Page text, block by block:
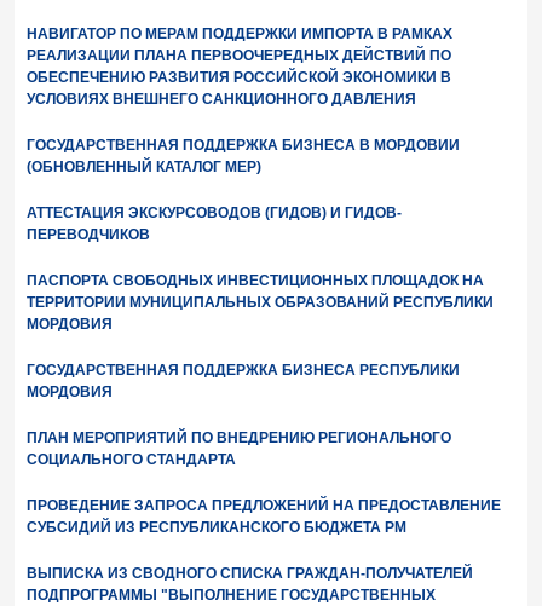
НАВИГАТОР ПО МЕРАМ ПОДДЕРЖКИ ИМПОРТА В РАМКАХ
РЕАЛИЗАЦИИ ПЛАНА ПЕРВООЧЕРЕДНЫХ ДЕЙСТВИЙ ПО
ОБЕСПЕЧЕНИЮ РАЗВИТИЯ РОССИЙСКОЙ ЭКОНОМИКИ В
УСЛОВИЯХ ВНЕШНЕГО САНКЦИОННОГО ДАВЛЕНИЯ
ГОСУДАРСТВЕННАЯ ПОДДЕРЖКА БИЗНЕСА В МОРДОВИИ
(ОБНОВЛЕННЫЙ КАТАЛОГ МЕР)
АТТЕСТАЦИЯ ЭКСКУРСОВОДОВ (ГИДОВ) И ГИДОВ-
ПЕРЕВОДЧИКОВ
ПАСПОРТА СВОБОДНЫХ ИНВЕСТИЦИОННЫХ ПЛОЩАДОК НА
ТЕРРИТОРИИ МУНИЦИПАЛЬНЫХ ОБРАЗОВАНИЙ РЕСПУБЛИКИ
МОРДОВИЯ
ГОСУДАРСТВЕННАЯ ПОДДЕРЖКА БИЗНЕСА РЕСПУБЛИКИ
МОРДОВИЯ
ПЛАН МЕРОПРИЯТИЙ ПО ВНЕДРЕНИЮ РЕГИОНАЛЬНОГО
СОЦИАЛЬНОГО СТАНДАРТА
ПРОВЕДЕНИЕ ЗАПРОСА ПРЕДЛОЖЕНИЙ НА ПРЕДОСТАВЛЕНИЕ
СУБСИДИЙ ИЗ РЕСПУБЛИКАНСКОГО БЮДЖЕТА РМ
ВЫПИСКА ИЗ СВОДНОГО СПИСКА ГРАЖДАН-ПОЛУЧАТЕЛЕЙ
ПОДПРОГРАММЫ "ВЫПОЛНЕНИЕ ГОСУДАРСТВЕННЫХ